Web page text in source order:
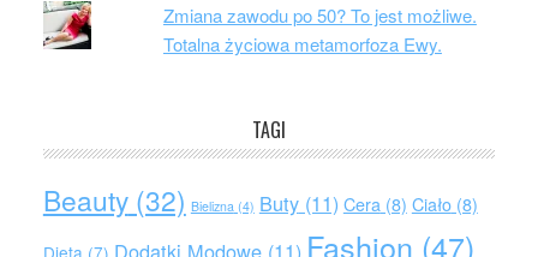
Zmiana zawodu po 50? To jest możliwe.
Totalna życiowa metamorfoza Ewy.
TAGI
Beauty(32) Bielizna (4) Buty(11) Cera (8) Ciało(8)
Dieta (7) Dodatki Modowe(11) Fashion (47)